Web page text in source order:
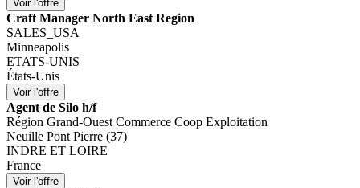
Craft Manager North East Region
SALES_USA
Minneapolis
ETATS-UNIS
États-Unis
Agent de Silo h/f
Région Grand-Ouest Commerce Coop Exploitation
Neuille Pont Pierre (37)
INDRE ET LOIRE
France